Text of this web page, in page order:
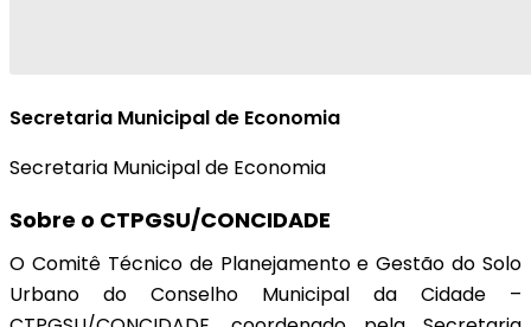
Secretaria Municipal de Economia
Secretaria Municipal de Economia
Sobre o CTPGSU/CONCIDADE
O Comitê Técnico de Planejamento e Gestão do Solo
Urbano do Conselho Municipal da Cidade –